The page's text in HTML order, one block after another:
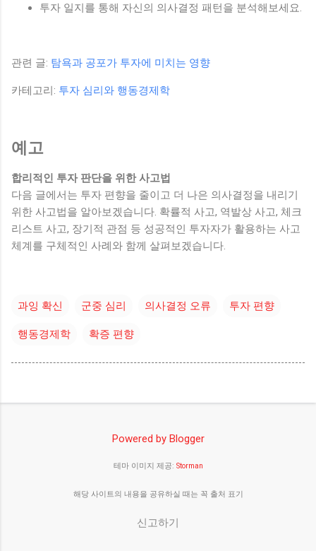
투자 일지를 통해 자신의 의사결정 패턴을 분석해보세요.
관련 글: 탐욕과 공포가 투자에 미치는 영향
카테고리: 투자 심리와 행동경제학
예고
합리적인 투자 판단을 위한 사고법
다음 글에서는 투자 편향을 줄이고 더 나은 의사결정을 내리기
위한 사고법을 알아보겠습니다. 확률적 사고, 역발상 사고, 체크
리스트 사고, 장기적 관점 등 성공적인 투자자가 활용하는 사고
체계를 구체적인 사례와 함께 살펴보겠습니다.
과잉 확신 군중 심리 의사결정 오류 투자 편향
행동경제학 확증 편향
Powered by Blogger
테마 이미지 제공: Storman
해당 사이트의 내용을 공유하실 때는 꼭 출처 표기
신고하기